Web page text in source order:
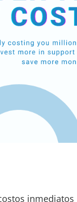
inmediatos